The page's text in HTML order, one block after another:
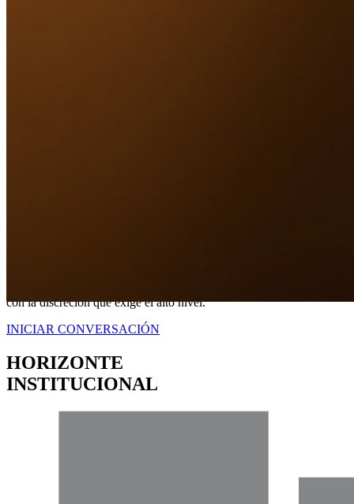
con la discreción que exige el alto nivel.
INICIAR CONVERSACIÓN
HORIZONTE
INSTITUCIONAL